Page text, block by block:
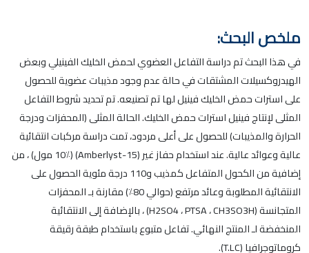
ملخص البحث:
في هذا البحث تم دراسة التفاعل العضوي لحمض الخليك الفينيلي وبعض
الهيدروكسيلات المشتقات في حالة عدم وجود مذيبات عضوية للحصول
على استرات حمض الخليك فينيل لها تم تصنيعه. تم تحديد شروط التفاعل
المثلى لإنتاج فينيل استرات حمض الخليك. الحالة المثلى (المحفزات ودرجة
الحرارة والمذيبات) للحصول على أعلى مردود، تمت دراسة مركبات انتقائية
عالية وعوائد عالية. عند استخدام حفاز غير (Amberlyst-15) (10٪ مول) ، من
إضافية من الكحول المتفاعل كمذيب و110 درجة مئوية الحصول على
الانتقائية المطلوبة وعائد مرتفع (حوالي 80٪) مقارنة بـ المحفزات
المتجانسة (H2SO4 ، PTSA ، CH3SO3H) ، بالإضافة إلى الانتقائية
المنخفضة لـ المنتج النهائي. تفاعل متبوع باستخدام طبقة رقيقة
كروماتوجرافيا (T.LC).